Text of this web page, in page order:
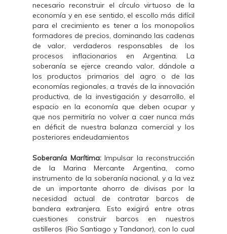
necesario reconstruir el círculo virtuoso de la
economía y en ese sentido, el escollo más difícil
para el crecimiento es tener a los monopolios
formadores de precios, dominando las cadenas
de valor, verdaderos responsables de los
procesos inflacionarios en Argentina. La
soberanía se ejerce creando valor, dándole a
los productos primarios del agro o de las
economías regionales, a través de la innovación
productiva, de la investigación y desarrollo, el
espacio en la economía que deben ocupar y
que nos permitiría no volver a caer nunca más
en déficit de nuestra balanza comercial y los
posteriores endeudamientos
Soberanía Marítima:Impulsar la reconstrucción
de la Marina Mercante Argentina, como
instrumento de la soberanía nacional, y a la vez
de un importante ahorro de divisas por la
necesidad actual de contratar barcos de
bandera extranjera. Esto exigirá entre otras
cuestiones construir barcos en nuestros
astilleros (Rio Santiago y Tandanor), con lo cual